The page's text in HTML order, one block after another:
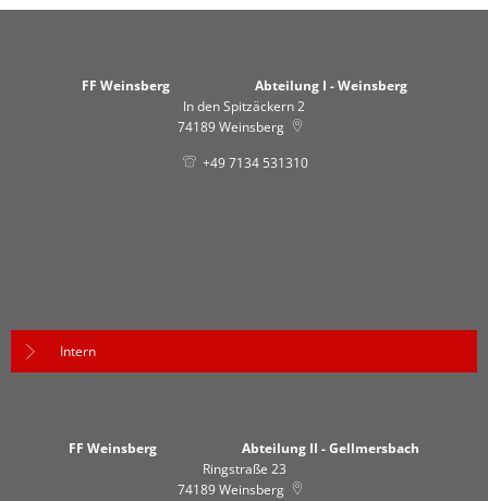
FF Weinsberg Abteilung I - Weinsberg
In den Spitzäckern 2
74189Weinsberg
+49 7134 531310
Intern
FF Weinsberg Abteilung II - Gellmersbach
Ringstraße 23
74189Weinsberg